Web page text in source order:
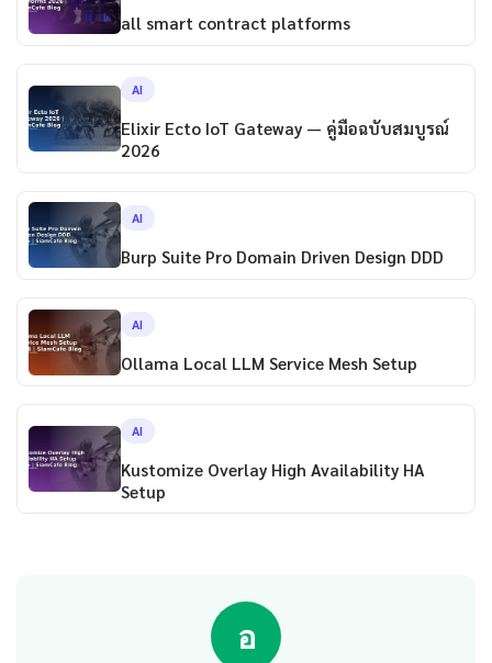
all smart contract platforms
AI
Elixir Ecto IoT Gateway — คู่มือฉบับสมบูรณ์
2026
AI
Burp Suite Pro Domain Driven Design DDD
AI
Ollama Local LLM Service Mesh Setup
AI
Kustomize Overlay High Availability HA
Setup
อ